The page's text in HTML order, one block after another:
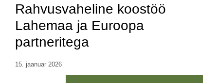
Rahvusvaheline koostöö
Lahemaa ja Euroopa
partneritega
15. jaanuar 2026